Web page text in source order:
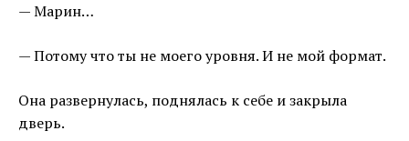
— Марин…
— Потому что ты не моего уровня. И не мой формат.
Она развернулась, поднялась к себе и закрыла
дверь.